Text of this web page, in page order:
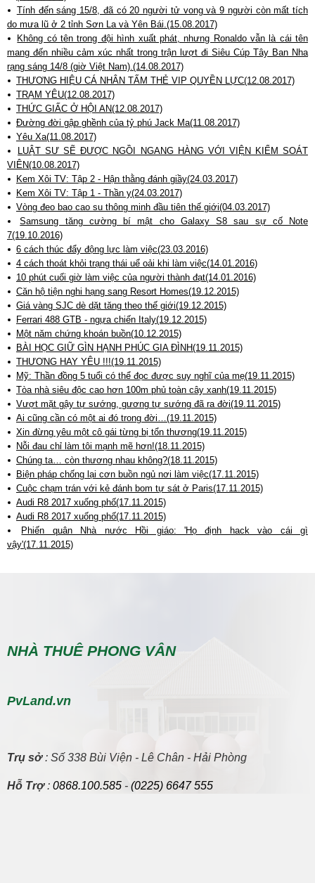
Tính đến sáng 15/8, đã có 20 người tử vong và 9 người còn mất tích
do mưa lũ ở 2 tỉnh Sơn La và Yên Bái.(15.08.2017)
Không có tên trong đội hình xuất phát, nhưng Ronaldo vẫn là cái tên
mang đến nhiều cảm xúc nhất trong trận lượt đi Siêu Cúp Tây Ban Nha
rạng sáng 14/8 (giờ Việt Nam).(14.08.2017)
THƯƠNG HIỆU CÁ NHÂN TẤM THẺ VIP QUYỀN LỰC(12.08.2017)
TRẠM YÊU(12.08.2017)
THỨC GIẤC Ở HỘI AN(12.08.2017)
Đường đời gập ghềnh của tỷ phú Jack Ma(11.08.2017)
Yêu Xa(11.08.2017)
LUẬT SƯ SẼ ĐƯỢC NGỒI NGANG HÀNG VỚI VIỆN KIỂM SOÁT
VIÊN(10.08.2017)
Kem Xôi TV: Tập 2 - Hận thằng đánh giầy(24.03.2017)
Kem Xôi TV: Tập 1 - Thần y(24.03.2017)
Vòng đeo bao cao su thông minh đầu tiên thế giới(04.03.2017)
Samsung tăng cường bí mật cho Galaxy S8 sau sự cố Note
7(19.10.2016)
6 cách thúc đẩy động lực làm việc(23.03.2016)
4 cách thoát khỏi trạng thái uể oải khi làm việc(14.01.2016)
10 phút cuối giờ làm việc của người thành đạt(14.01.2016)
Căn hộ tiện nghi hạng sang Resort Homes(19.12.2015)
Giá vàng SJC dè dặt tăng theo thế giới(19.12.2015)
Ferrari 488 GTB - ngựa chiến Italy(19.12.2015)
Một năm chứng khoán buồn(10.12.2015)
BÀI HỌC GIỮ GÌN HẠNH PHÚC GIA ĐÌNH(19.11.2015)
THƯƠNG HAY YÊU !!!(19.11.2015)
Mỹ: Thần đồng 5 tuổi có thể đọc được suy nghĩ của mẹ(19.11.2015)
Tòa nhà siêu độc cao hơn 100m phủ toàn cây xanh(19.11.2015)
Vượt mặt gậy tự sướng, gương tự sướng đã ra đời(19.11.2015)
Ai cũng cần có một ai đó trong đời…(19.11.2015)
Xin đừng yêu một cô gái từng bị tổn thương(19.11.2015)
Nỗi đau chỉ làm tôi mạnh mẽ hơn!(18.11.2015)
Chúng ta… còn thương nhau không?(18.11.2015)
Biện pháp chống lại cơn buồn ngủ nơi làm việc(17.11.2015)
Cuộc chạm trán với kẻ đánh bom tự sát ở Paris(17.11.2015)
Audi R8 2017 xuống phố(17.11.2015)
Audi R8 2017 xuống phố(17.11.2015)
Phiến quân Nhà nước Hồi giáo: 'Họ định hack vào cái gì
vậy'(17.11.2015)
NHÀ THUÊ PHONG VÂN
PvLand.vn
Trụ sở: Số 338 Bùi Viện - Lê Chân - Hải Phòng
Hỗ Trợ: 0868.100.585 - (0225) 6647 555